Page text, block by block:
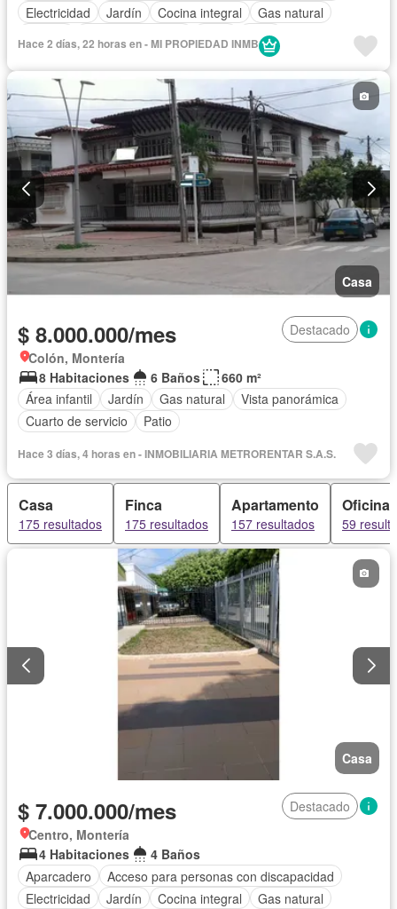
Electricidad
Jardín Cocina integral
Gas natural
Patio
Hace 2 días, 22 horas en - MI PROPIEDAD INMB
Casa
$ 8.000.000/mes
Destacado
Colón, Montería
8 Habitaciones
6 Baños
660 m²
Área infantil
Jardín Gas natural
Vista panorámica
Cuarto de servicio
Patio
Hace 3 días, 4 horas en - INMOBILIARIA METRORENTAR S.A.S.
Casa
175 resultados
Finca
175 resultados
Apartamento
157 resultados
Oficina
59
Casa
$ 7.000.000/mes
Destacado
Centro, Montería
4 Habitaciones
4 Baños
Aparcadero
Acceso para personas con discapacidad
Electricidad
Jardín Cocina integral
Gas natural